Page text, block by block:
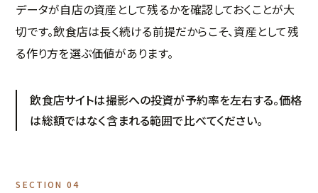
データが自店の資産として残るかを確認しておくことが大
切です。飲食店は長く続ける前提だからこそ、資産として残
る作り方を選ぶ価値があります。
飲食店サイトは撮影への投資が予約率を左右する。価格
は総額ではなく含まれる範囲で比べてください。
SECTION 04